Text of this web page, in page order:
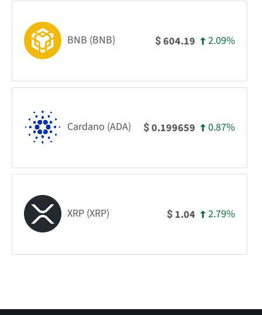
BNB (BNB) $604.19 2.09%
Cardano (ADA) $0.199659 0.87%
XRP (XRP) $ 1.04 2.79%